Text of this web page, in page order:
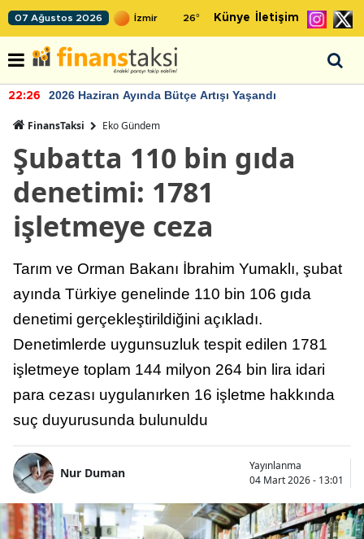
07 Ağustos 2026 26° Künye İletişim
22:26 2026 Haziran Ayında Bütçe Artışı Yaşandı
FinansTaksi Eko Gündem
Şubatta 110 bin gıda
denetimi: 1781
işletmeye ceza
Tarım ve Orman Bakanı İbrahim Yumaklı, şubat
ayında Türkiye genelinde 110 bin 106 gıda
denetimi gerçekleştirildiğini açıkladı.
Denetimlerde uygunsuzluk tespit edilen 1781
işletmeye toplam 144 milyon 264 bin lira idari
para cezası uygulanırken 16 işletme hakkında
suç duyurusunda bulunuldu
Nur Duman
Yayınlanma
04 Mart 2026 - 13:01